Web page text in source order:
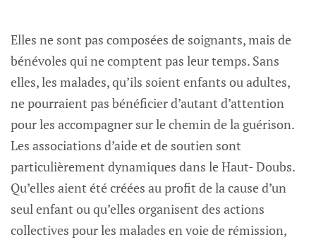
Elles ne sont pas composées de soignants, mais de
bénévoles qui ne comptent pas leur temps. Sans
elles, les malades, qu’ils soient enfants ou adultes,
ne pourraient pas bénéficier d’autant d’attention
pour les accompagner sur le chemin de la guérison.
Les associations d’aide et de soutien sont
particulièrement dynamiques dans le Haut- Doubs.
Qu’elles aient été créées au profit de la cause d’un
seul enfant ou qu’elles organisent des actions
collectives pour les malades en voie de rémission,